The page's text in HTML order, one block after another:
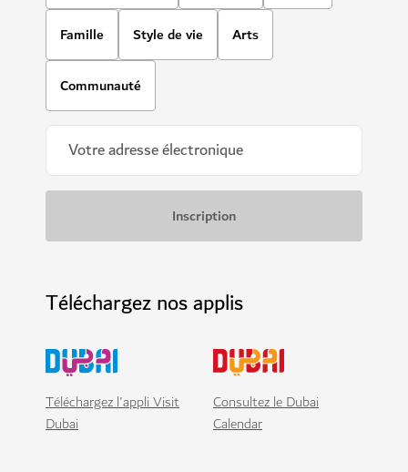
Famille Style de vie Arts
Communauté
Téléchargez nos applis
Téléchargez l'appli Visit
Dubai
Consultez le Dubai
Calendar